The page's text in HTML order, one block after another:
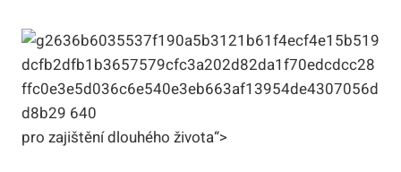
pro zajištění dlouhého života“>